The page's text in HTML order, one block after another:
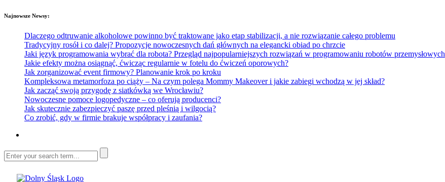
Najnowsze Newsy:
Dlaczego odtruwanie alkoholowe powinno być traktowane jako etap stabilizacji, a nie rozwiązanie całego problemu
Tradycyjny rosół i co dalej? Propozycje nowoczesnych dań głównych na elegancki obiad po chrzcie
Jaki język programowania wybrać dla robota? Przegląd najpopularniejszych rozwiązań w programowaniu robotów przemysłowych
Jakie efekty można osiągnąć, ćwicząc regularnie w fotelu do ćwiczeń oporowych?
Jak zorganizować event firmowy? Planowanie krok po kroku
Kompleksowa metamorfoza po ciąży – Na czym polega Mommy Makeover i jakie zabiegi wchodzą w jej skład?
Jak zacząć swoją przygodę z siatkówką we Wrocławiu?
Nowoczesne pomoce logopedyczne – co oferują producenci?
Jak skutecznie zabezpieczyć paszę przed pleśnią i wilgocią?
Co zrobić, gdy w firmie brakuje współpracy i zaufania?